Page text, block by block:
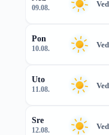
09.08.
Pon
10.08.
Uto
11.08.
Sre
12.08.